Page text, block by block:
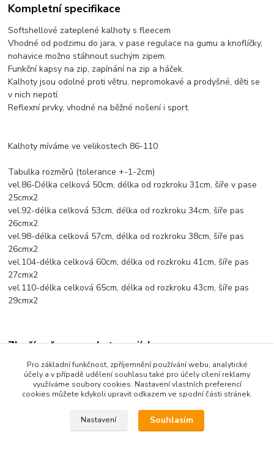
Kompletní specifikace
Softshellové zateplené kalhoty s fleecem
Vhodné od podzimu do jara, v pase regulace na gumu a knoflíčky,
nohavice možno stáhnout suchým zipem.
Funkční kapsy na zip, zapínání na zip a háček.
Kalhoty jsou odolné proti větru, nepromokavé a prodyšné, děti se
v nich nepotí.
Reflexní prvky, vhodné na běžné nošení i sport.
Kalhoty míváme ve velikostech 86-110
Tabulka rozměrů (tolerance +-1-2cm)
vel.86-Délka celková 50cm, délka od rozkroku 31cm, šíře v pase
25cmx2
vel.92-délka celková 53cm, délka od rozkroku 34cm, šíře pas
26cmx2
vel.98-délka celková 57cm, délka od rozkroku 38cm, šíře pas
26cmx2
vel.104-délka celková 60cm, délka od rozkroku 41cm, šíře pas
27cmx2
vel.110-délka celková 65cm, délka od rozkroku 43cm, šíře pas
29cmx2
Zboží zařazeno v kategoriích
Dětské oblečení
Dětské kalhoty
Pro základní funkčnost, zpříjemnění používání webu, analytické
účely a v případě udělení souhlasu také pro účely cílení reklamy
využíváme soubory cookies. Nastavení vlastních preferencí
cookies můžete kdykoli upravit odkazem ve spodní části stránek.
Nastavení Souhlasím